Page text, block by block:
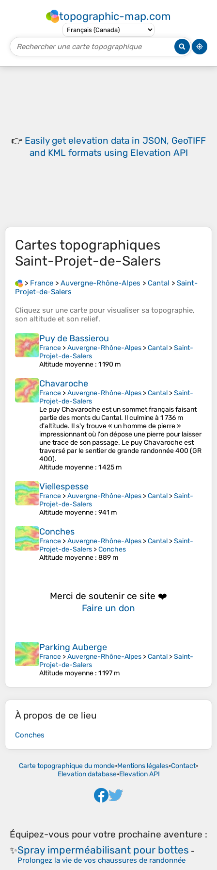
topographic-map.com
👉 Easily get elevation data in JSON, GeoTIFF
and KML formats using Elevation API
Cartes topographiques
Saint-Projet-de-Salers
> France > Auvergne-Rhône-Alpes > Cantal > Saint-
Projet-de-Salers
Cliquez sur une carte pour visualiser sa topographie,
son altitude et son relief.
Puy de Bassierou
France >Auvergne-Rhône-Alpes >Cantal >Saint-
Projet-de-Salers
Altitude moyenne : 1 190 m
Chavaroche
France >Auvergne-Rhône-Alpes >Cantal >Saint-
Projet-de-Salers
Le puy Chavaroche est un sommet français faisant
partie des monts du Cantal. Il culmine à 1 736 m
d'altitude. Il s'y trouve « un homme de pierre »
impressionnant où l'on dépose une pierre pour laisser
une trace de son passage. Le puy Chavaroche est
traversé par le sentier de grande randonnée 400 (GR
400).
Altitude moyenne : 1 425 m
Viellespesse
France >Auvergne-Rhône-Alpes >Cantal >Saint-
Projet-de-Salers
Altitude moyenne : 941 m
Conches
France >Auvergne-Rhône-Alpes >Cantal >Saint-
Projet-de-Salers >Conches
Altitude moyenne : 889 m
Merci de soutenir ce site ❤️
Faire un don
Parking Auberge
France >Auvergne-Rhône-Alpes >Cantal >Saint-
Projet-de-Salers
Altitude moyenne : 1 197 m
À propos de ce lieu
Conches
Carte topographique du monde•Mentions légales•Contact•
Elevation database•Elevation API
Équipez-vous pour votre prochaine aventure :
✨Spray imperméabilisant pour bottes -
Prolongez la vie de vos chaussures de randonnée